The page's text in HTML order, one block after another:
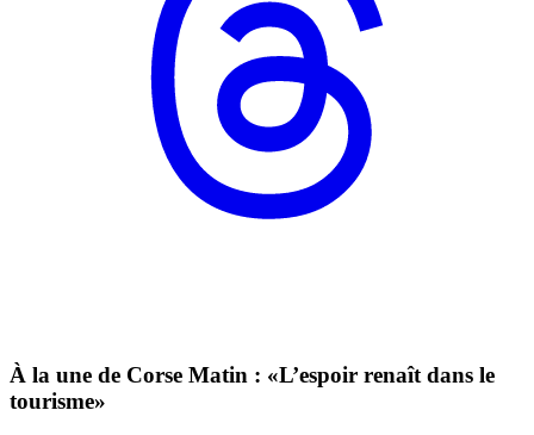
À la une de Corse Matin : «L’espoir renaît dans le
tourisme»